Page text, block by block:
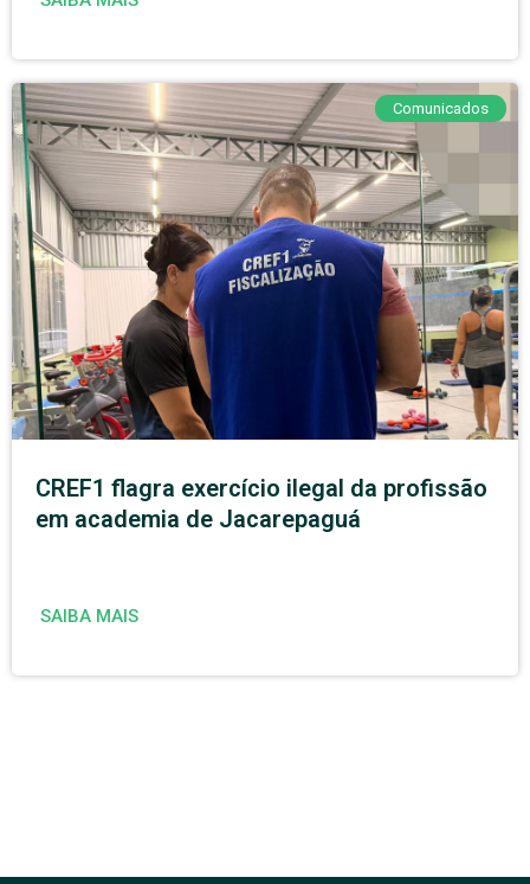
Comunicados
CREF1 flagra exercício ilegal da profissão
em academia de Jacarepaguá
SAIBA MAIS